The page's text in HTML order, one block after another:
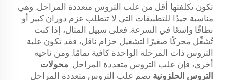
تكون تكلفتها أقل من علب التروس متعددة المراحل. وهي
مناسبة جيدًا للتطبيقات التي لا تتطلب عزم دوران كبير أو
نطاقًا واسعًا في السرعة. فعلى سبيل المثال، إذا كنت
تُشغِّل محركًا صغيرًا لتشغيل حزام ناقل، فقد تكون علبة
التروس ذات المرحلة الواحدة كافية تمامًا. ومن ناحية
أخرى، فإن علب التروس متعددة المراحل محولات
التروس الحلزونية تضم علب التروس متعددة المراحل